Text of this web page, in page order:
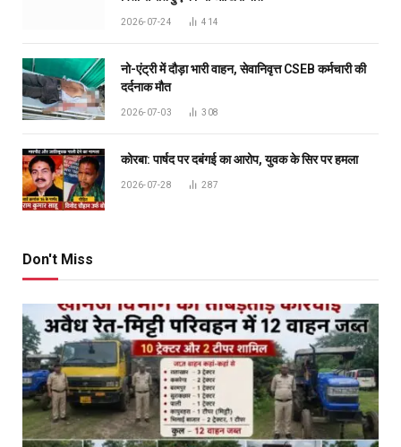
2026-07-24 414
नो-एंट्री में दौड़ा भारी वाहन, सेवानिवृत्त CSEB कर्मचारी की
दर्दनाक मौत
2026-07-03 308
कोरबा: पार्षद पर दबंगई का आरोप, युवक के सिर पर हमला
2026-07-28 287
Don't Miss